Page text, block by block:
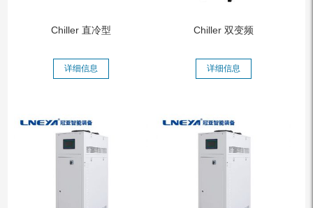
Chiller 直冷型
详细信息
Chiller 双变频
详细信息